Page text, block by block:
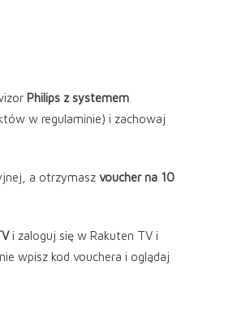
Philips z systemem
w regulaminie) i zachowaj
a otrzymasz voucher na 10
i zaloguj się w Rakuten TV i
wpisz kod vouchera i oglądaj